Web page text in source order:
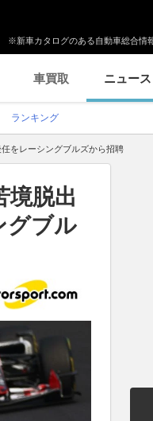
※新車カタログのある自動車総合情
車買取 ニュース
ランキング
をレーシングブルズから招聘
境脱出
グブル